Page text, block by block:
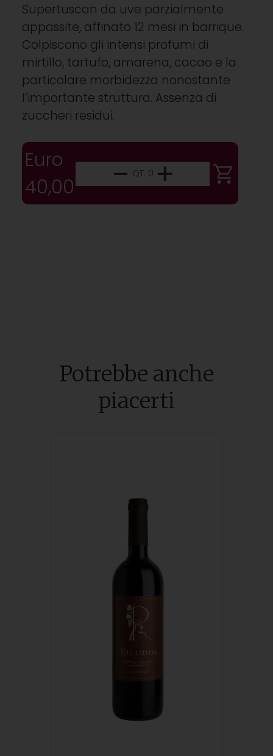
Supertuscan da uve parzialmente
appassite, affinato 12 mesi in barrique.
Colpiscono gli intensi profumi di
mirtillo, tartufo, amarena, cacao e la
particolare morbidezza nonostante
l’importante struttura. Assenza di
zuccheri residui.
Euro
40,00
QT. 0
Potrebbe anche
piacerti